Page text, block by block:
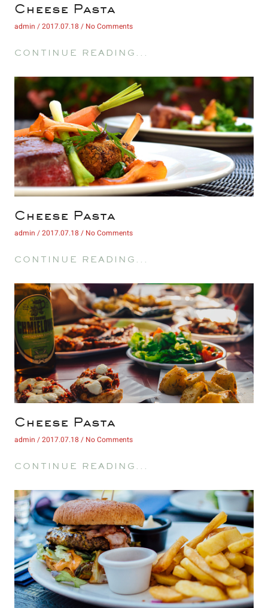
Cheese Pasta
admin 2017.07.18 No Comments
CONTINUE READING...
Cheese Pasta
admin 2017.07.18 No Comments
CONTINUE READING...
Cheese Pasta
admin 2017.07.18 No Comments
CONTINUE READING...